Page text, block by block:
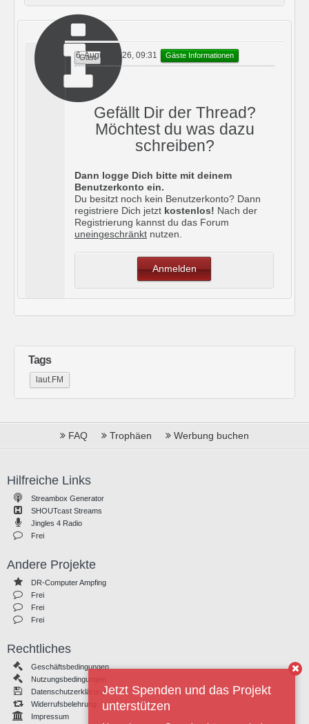
Gast
6. August 2026, 09:31 Gäste Informationen
Gefällt Dir der Thread?
Möchtest du was dazu
schreiben?
Dann logge Dich bitte mit deinem
Benutzerkonto ein.
Du besitzt noch kein Benutzerkonto? Dann
registriere Dich jetzt kostenlos! Nach der
Registrierung kannst du das Forum
uneingeschränkt nutzen.
Anmelden
Tags
laut.FM
FAQ Trophäen Werbung buchen
Hilfreiche Links
Streambox Generator
SHOUTcast Streams
Jingles 4 Radio
Frei
Andere Projekte
DR-Computer Ampfing
Frei
Frei
Frei
Rechtliches
Geschäftsbedingungen
Nutzungsbedingungen
Datenschutzerklärung
Widerrufsbelehrung
Impressum
Jetzt Spenden und das Projekt
unterstützen